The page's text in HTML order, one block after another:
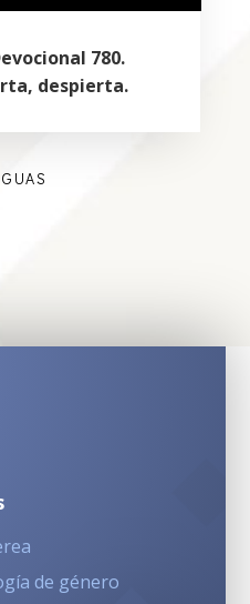
780.
despierta.
de género